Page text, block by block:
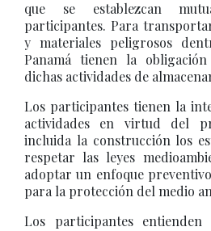
que se establezcan
participantes. Para
y materiales peligrosos
Panamá tienen la
dichas actividades de
Los participantes tienen la
actividades en virtud del
incluida la construcción los
respetar las leyes
adoptar un enfoque
para la protección del medio
Los participantes